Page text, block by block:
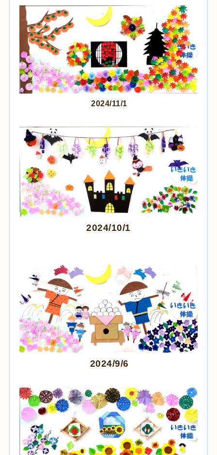
2024/11/1
2024/10/1
2024/9/6